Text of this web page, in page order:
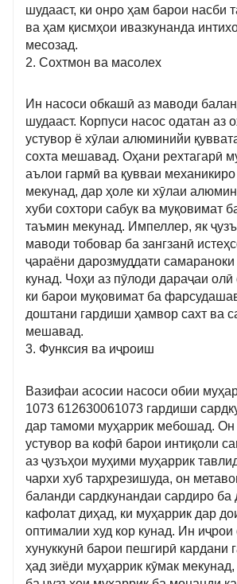
шудааст, ки онро ҳам барои насби
ва ҳам қисмҳои ивазкунанда
месозад.
2. Сохтмон ва масолех
Ин насоси обкашӣ аз маводи
шудааст. Корпуси насос одатан аз
устувор ё хӯлаи алюминийи
сохта мешавад. Оҳани рехтагарӣ
аълои гармӣ ва қувваи
мекунад, дар ҳоле ки хӯлаи
хуби сохтори сабук ва муқовимат
таъмин мекунад. Импеллер, як
маводи тобовар ба зангзанӣ
ҷараёни дарозмуддати
кунад. Чоҳи аз пӯлоди дараҷаи олӣ
ки барои муқовимат ба
доштани гардиши ҳамвор сахт ва
мешавад.
3. Функсия ва иҷроиш
Вазифаи асосии насоси обии
1073 612630061073 гардиши
дар тамоми муҳаррик мебошад. Он
устувор ва кофӣ барои интиқоли
аз ҷузъҳои муҳими муҳаррик
чархи хуб тарҳрезишуда, он
баланди сардкунандаи сардиро ба
кафолат диҳад, ки муҳаррик дар
оптималии худ кор кунад. Ин
хунуккунӣ барои пешгирӣ кардани
ҳад зиёди муҳаррик кӯмак